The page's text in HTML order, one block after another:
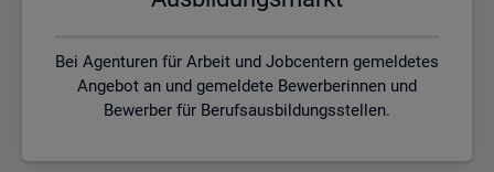
Bei Agenturen für Arbeit und Jobcentern gemeldetes
Angebot an und gemeldete Bewerberinnen und
Bewerber für Berufsausbildungsstellen.